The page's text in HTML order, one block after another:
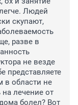
Людей
скупают,
разве в
не везде
представляете
в области не
лечение от
болел? Вот